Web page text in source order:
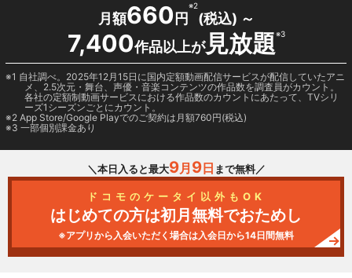
月額660 円
※2
(税込) ～
7,400作品以上が見放題※3
1 自社調べ。2025年12月15日に国内定額動画配信サービスが配信していたアニ
メ、2.5次元・舞台、声優・音楽コンテンツの作品数を調査員がカウント。
各社の定額制動画サービスにおける作品数のカウントにあたって、TVシリ
ーズ1シーズンごとにカウント。
2 App Store/Google Playでのご契約は月額760円(税込)
3 一部個別課金あり
＼本日入ると最大9月 9日 まで無料／
ドコモのケータイ以外もOK
はじめての方は初月無料でおためし
※アプリから入会いただく場合は入会日から14日間無料